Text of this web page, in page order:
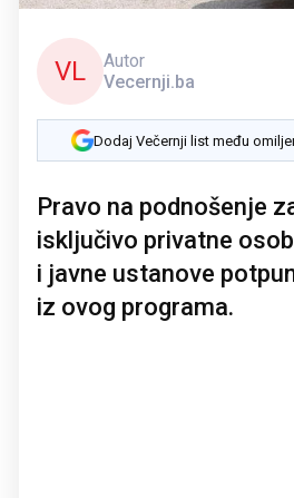
VL
Autor
Vecernji.ba
Dodaj Večernji list među
Pravo na podnošenje
isključivo privatne
i javne ustanove
iz ovog programa.